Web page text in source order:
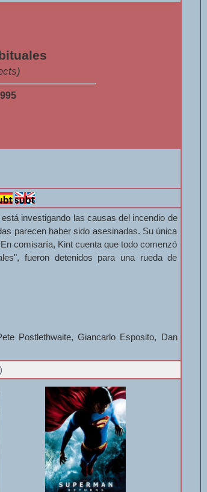
investigando las causas del incendio de
parecen haber sido asesinadas. Su única
comisaría, Kint cuenta que todo comenzó
fueron detenidos para una rueda de
Postlethwaite, Giancarlo Esposito, Dan